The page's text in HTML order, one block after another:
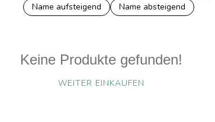
Name aufsteigend
Name absteigend
Keine Produkte gefunden!
WEITER EINKAUFEN